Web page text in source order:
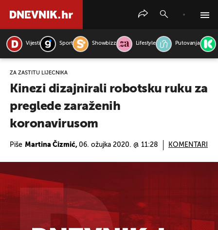
Vijesti Sport Showbizz Lifestyle Putovanja
ZA ZAŠTITU LIJEČNIKA
Kinezi dizajnirali robotsku ruku za
preglede zaraženih
koronavirusom
Piše Martina Čizmić, 06. ožujka 2020. @ 11:28 KOMENTARI
PRETRAŽITE VIJESTI